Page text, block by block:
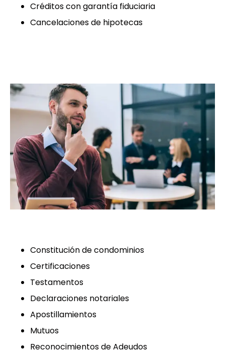
Créditos con garantía fiduciaria
Cancelaciones de hipotecas
Constitución de condominios
Certificaciones
Testamentos
Declaraciones notariales
Apostillamientos
Mutuos
Reconocimientos de Adeudos